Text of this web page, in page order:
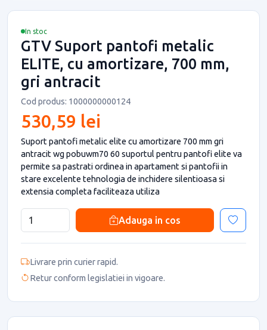
In stoc
GTV Suport pantofi metalic
ELITE, cu amortizare, 700 mm,
gri antracit
Cod produs: 1000000000124
530,59 lei
Suport pantofi metalic elite cu amortizare 700 mm gri
antracit wg pobuwm70 60 suportul pentru pantofi elite va
permite sa pastrati ordinea in apartament si pantofii in
stare excelente tehnologia de inchidere silentioasa si
extensia completa faciliteaza utiliza
Adauga in cos
Livrare prin curier rapid.
Retur conform legislatiei in vigoare.